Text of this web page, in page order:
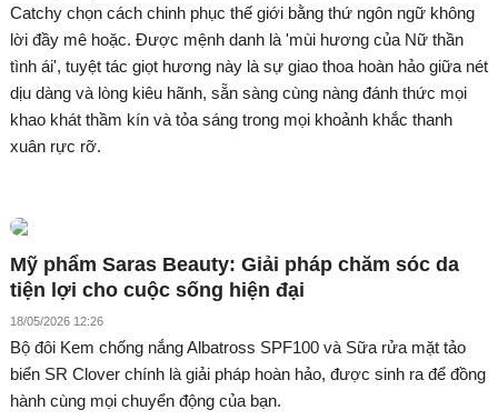
Catchy chọn cách chinh phục thế giới bằng thứ ngôn ngữ không
lời đầy mê hoặc. Được mệnh danh là 'mùi hương của Nữ thần
tình ái', tuyệt tác giọt hương này là sự giao thoa hoàn hảo giữa nét
dịu dàng và lòng kiêu hãnh, sẵn sàng cùng nàng đánh thức mọi
khao khát thầm kín và tỏa sáng trong mọi khoảnh khắc thanh
xuân rực rỡ.
Mỹ phẩm Saras Beauty: Giải pháp chăm sóc da
tiện lợi cho cuộc sống hiện đại
18/05/2026 12:26
Bộ đôi Kem chống nắng Albatross SPF100 và Sữa rửa mặt tảo
biển SR Clover chính là giải pháp hoàn hảo, được sinh ra để đồng
hành cùng mọi chuyển động của bạn.